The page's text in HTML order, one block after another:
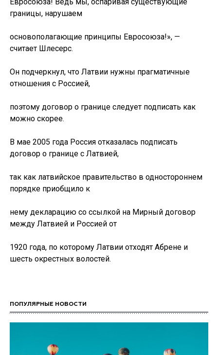
границы, нарушаем
основополагающие принципы Евросоюза!», —
считает Шлесерс.
Он подчеркнул, что Латвии нужны прагматичные
отношения с Россией,
поэтому договор о границе следует подписать как
можно скорее.
В мае 2005 года Россия отказалась подписать
договор о границе с Латвией,
так как латвийское правительство в одностороннем
порядке приобщило к
нему декларацию со ссылкой на Мирный договор
между Латвией и Россией от
1920 года, по которому Латвии отходят Абрене и
шесть окрестных волостей.
ПОПУЛЯРНЫЕ НОВОСТИ